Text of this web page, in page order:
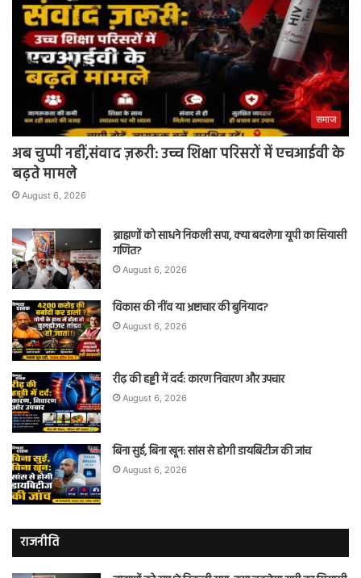
समाज
अब चुप्पी नहीं,संवाद ज़रूरी: उच्च शिक्षा परिसरों में एचआईवी के
बढ़ते मामले
August 6, 2026
ब्राह्मणों को साधने निकली सपा, क्या बदलेगा यूपी का सियासी
गणित?
August 6, 2026
विकास की नींव या भ्रष्टाचार की बुनियाद?
August 6, 2026
रीढ़ की हड्डी में दर्द: कारण निवारण और उपचार
August 6, 2026
बिना सुई, बिना खून: सांस से होगी डायबिटीज की जांच
August 6, 2026
राजनीति